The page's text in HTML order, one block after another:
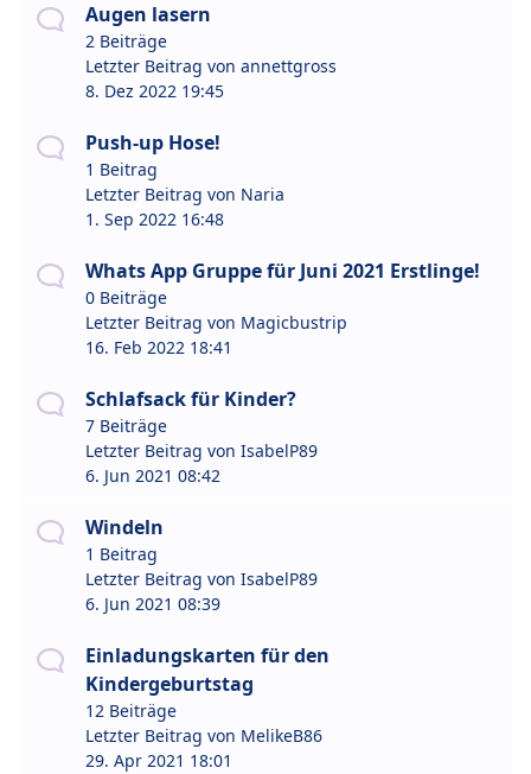
Augen lasern
2 Beiträge
Letzter Beitrag von annettgross
8. Dez 2022 19:45
Push-up Hose!
1 Beitrag
Letzter Beitrag von Naria
1. Sep 2022 16:48
Whats App Gruppe für Juni 2021 Erstlinge!
0 Beiträge
Letzter Beitrag von Magicbustrip
16. Feb 2022 18:41
Schlafsack für Kinder?
7 Beiträge
Letzter Beitrag von IsabelP89
6. Jun 2021 08:42
Windeln
1 Beitrag
Letzter Beitrag von IsabelP89
6. Jun 2021 08:39
Einladungskarten für den
Kindergeburtstag
12 Beiträge
Letzter Beitrag von MelikeB86
29. Apr 2021 18:01